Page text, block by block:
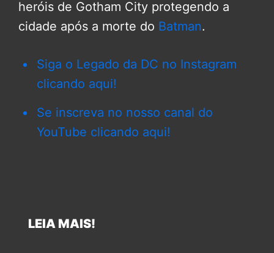
heróis de Gotham City protegendo a
cidade após a morte do Batman.
Siga o Legado da DC no Instagram
clicando aqui!
Se inscreva no nosso canal do
YouTube clicando aqui!
LEIA MAIS!